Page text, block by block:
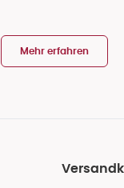
Mehr erfahren